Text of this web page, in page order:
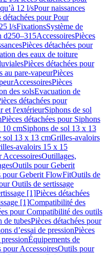
12 l/sPour naissances
détachées pour Pour
l/sFixationsSystème de
d250–315AccessoiresPièces
Pièces détachées pour
des eaux de toiture
Pièces détachées pour
au pare-vapeurPièces
AccessoiresPièces
des solsEvacuation de
détachées pour
et l'extérieurSiphons de sol
Pièces détachées pour Siphons
10 cmSiphons de sol 13 x 13
sol 13 x 13 cmGrilles-avaloirs
avaloirs 15 x 15
AccessoiresOutillages,
Outils pour Geberit
pour Geberit FlowFitOutils de
Outils de sertissage
[1]Pièces détachées
[1]Compatibilité des
pour Compatibilité des outils
de tubesPièces détachées pour
d’essai de pressionPièces
Équipements de
pour AccessoiresOutils pour